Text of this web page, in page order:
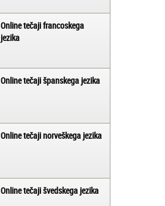
Online tečaji francoskega
jezika
Online tečaji španskega jezika
Online tečaji norveškega jezika
Online tečaji švedskega jezika